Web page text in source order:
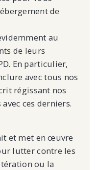
de
au
de leurs
En particulier,
avec tous nos
régissant nos
ces derniers.
et met en œuvre
lutter contre les
ou la